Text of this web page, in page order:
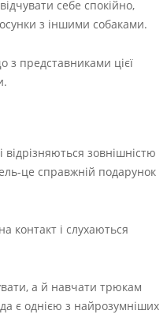
себе спокійно,
з іншими собаками.
з представниками цієї
відрізняються зовнішністю
це справжній подарунок
контакт і слухаються
а й навчати трюкам
є однією з найрозумніших